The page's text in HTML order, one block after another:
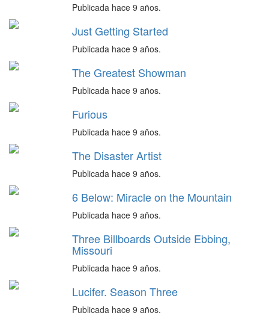
Publicada hace 9 años.
Just Getting Started
Publicada hace 9 años.
The Greatest Showman
Publicada hace 9 años.
Furious
Publicada hace 9 años.
The Disaster Artist
Publicada hace 9 años.
6 Below: Miracle on the Mountain
Publicada hace 9 años.
Three Billboards Outside Ebbing,
Missouri
Publicada hace 9 años.
Lucifer. Season Three
Publicada hace 9 años.